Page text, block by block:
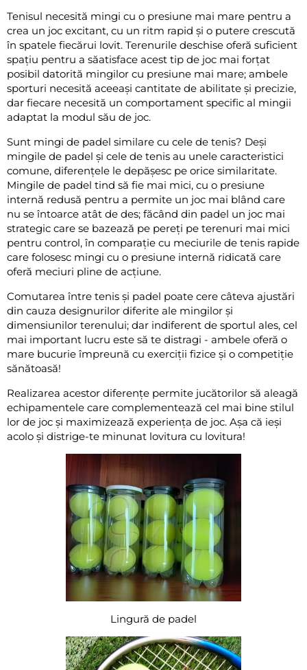
Tenisul necesită mingi cu o presiune mai mare pentru a
crea un joc excitant, cu un ritm rapid și o putere crescută
în spatele fiecărui lovit. Terenurile deschise oferă suficient
spațiu pentru a săatisface acest tip de joc mai forțat
posibil datorită mingilor cu presiune mai mare; ambele
sporturi necesită aceeași cantitate de abilitate și precizie,
dar fiecare necesită un comportament specific al mingii
adaptat la modul său de joc.
Sunt mingi de padel similare cu cele de tenis? Deși
mingile de padel și cele de tenis au unele caracteristici
comune, diferențele le depășesc pe orice similaritate.
Mingile de padel tind să fie mai mici, cu o presiune
internă redusă pentru a permite un joc mai blând care
nu se întoarce atât de des; făcând din padel un joc mai
strategic care se bazează pe pereți pe terenuri mai mici
pentru control, în comparație cu meciurile de tenis rapide
care folosesc mingi cu o presiune internă ridicată care
oferă meciuri pline de acțiune.
Comutarea între tenis și padel poate cere câteva ajustări
din cauza designurilor diferite ale mingilor și
dimensiunilor terenului; dar indiferent de sportul ales, cel
mai important lucru este să te distragi - ambele oferă o
mare bucurie împreună cu exerciții fizice și o competiție
sănătoasă!
Realizarea acestor diferențe permite jucătorilor să aleagă
echipamentele care complementează cel mai bine stilul
lor de joc și maximizează experiența de joc. Așa că ieși
acolo și distrige-te minunat lovitura cu lovitura!
Lingură de padel